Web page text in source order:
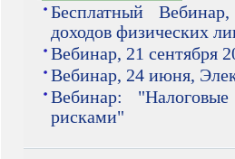
Бесплатный
доходов физических
Вебинар, 21 сентября
Вебинар, 24 июня,
Вебинар:
рисками"